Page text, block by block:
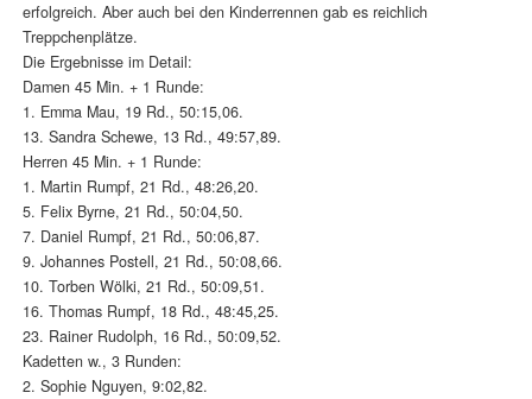
erfolgreich. Aber auch bei den Kinderrennen gab es reichlich
Treppchenplätze.
Die Ergebnisse im Detail:
Damen 45 Min. + 1 Runde:
1. Emma Mau, 19 Rd., 50:15,06.
13. Sandra Schewe, 13 Rd., 49:57,89.
Herren 45 Min. + 1 Runde:
1. Martin Rumpf, 21 Rd., 48:26,20.
5. Felix Byrne, 21 Rd., 50:04,50.
7. Daniel Rumpf, 21 Rd., 50:06,87.
9. Johannes Postell, 21 Rd., 50:08,66.
10. Torben Wölki, 21 Rd., 50:09,51.
16. Thomas Rumpf, 18 Rd., 48:45,25.
23. Rainer Rudolph, 16 Rd., 50:09,52.
Kadetten w., 3 Runden:
2. Sophie Nguyen, 9:02,82.